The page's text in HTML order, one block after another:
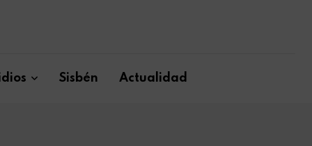
Sisbén Actualidad